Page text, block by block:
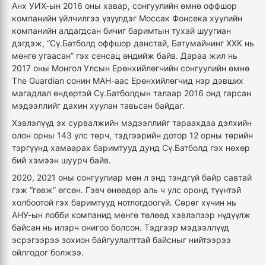
Анх УИХ-ын 2016 оны хавар, сонгуулийн өмнө оффшор
компанийн үйлчилгээ үзүүлдэг Моссак Фонсека хуулийн
компанийн алдагдсан бичиг баримтын тухай шуугиан
дэгдэж, “Сү.Батболд оффшор данстай, Батумайнинг ХХК нь
мөнгө угаасан” гэх сенсац өндийж байв. Дараа жил нь
2017 оны Монгол Улсын Ерөнхийлөгчийн сонгуулийн өмнө
The Guardian сонин МАН-аас Ерөнхийлөгчид нэр дэвших
магадлал өндөртэй Сү.Батболдын талаар 2016 онд гарсан
мэдээллийг дахин хуулан тавьсан байдаг.
Хэвлэлүүд эх сурвалжийн мэдээллийг тараахдаа дэлхийн
олон орны 143 улс төрч, тэдгээрийн дотор 12 орны төрийн
тэргүүнд хамаарах баримтууд дунд Сү.Батболд гэх нөхөр
бий хэмээн шуурч байв.
2020, 2021 оны сонгуулиар мөн л энд тэндгүй байр савтай
гэж “гөвж” өгсөн. Гэвч өнөөдөр аль ч улс оронд түүнтэй
холбоотой гэх баримтууд нотлогдоогүй. Сөрөг хүчин нь
АНУ-ын лобби компанид мөнгө төлөөд хэвлэлээр нүдүүлж
байсан нь илэрч онигоо болсон. Тэдгээр мэдээллүүд
эсрэгээрээ зохион байгуулалттай байсныг нийтээрээ
ойлгодог болжээ.